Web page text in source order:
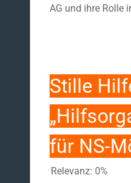
AG und ihre Rolle
Stille
für NS-
Relevanz: 0%